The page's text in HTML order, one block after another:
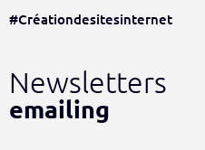
#Créationdesitesinternet
Newsletters
emailing